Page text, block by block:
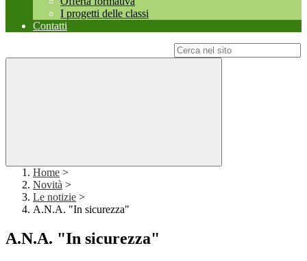
I progetti delle classi
Contatti
Home >
Novità >
Le notizie >
A.N.A. "In sicurezza"
A.N.A. "In sicurezza"